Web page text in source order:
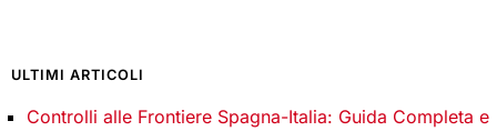
ULTIMI ARTICOLI
Controlli alle Frontiere Spagna-Italia: Guida Completa e